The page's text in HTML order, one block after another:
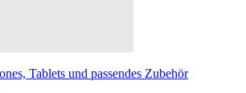
Tablets und passendes Zubehör